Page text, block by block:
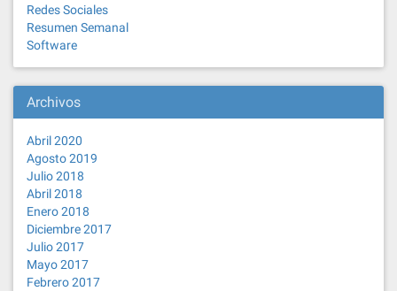
Redes Sociales
Resumen Semanal
Software
Archivos
Abril 2020
Agosto 2019
Julio 2018
Abril 2018
Enero 2018
Diciembre 2017
Julio 2017
Mayo 2017
Febrero 2017